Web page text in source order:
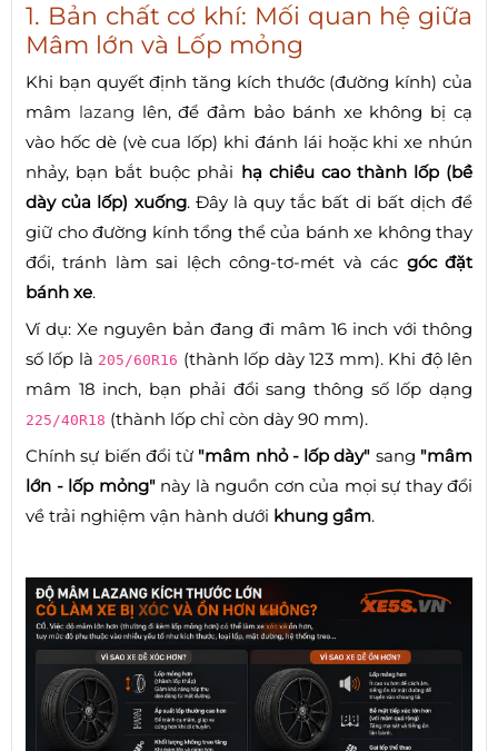
1. Bản chất cơ khí: Mối quan hệ giữa
Mâm lớn và Lốp mỏng
Khi bạn quyết định tăng kích thước (đường kính) của
mâm lazang lên, để đảm bảo bánh xe không bị cạ
vào hốc dè (vè cua lốp) khi đánh lái hoặc khi xe nhún
nhảy, bạn bắt buộc phải hạ chiều cao thành lốp (bề
dày của lốp) xuống. Đây là quy tắc bất di bất dịch để
giữ cho đường kính tổng thể của bánh xe không thay
đổi, tránh làm sai lệch công-tơ-mét và các góc đặt
bánh xe.
Ví dụ: Xe nguyên bản đang đi mâm 16 inch với thông
số lốp là 205/60R16 (thành lốp dày 123 mm). Khi độ lên
mâm 18 inch, bạn phải đổi sang thông số lốp dạng
225/40R18 (thành lốp chỉ còn dày 90 mm).
Chính sự biến đổi từ "mâm nhỏ - lốp dày" sang "mâm
lớn - lốp mỏng"này là nguồn cơn của mọi sự thay đổi
về trải nghiệm vận hành dưới khung gầm.